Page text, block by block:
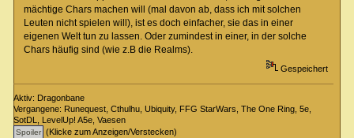
mächtige Chars machen will (mal davon ab, dass ich mit solchen
Leuten nicht spielen will), ist es doch einfacher, sie das in einer
eigenen Welt tun zu lassen. Oder zumindest in einer, in der solche
Chars häufig sind (wie z.B die Realms).
Gespeichert
Aktiv: Dragonbane
Vergangene: Runequest, Cthulhu, Ubiquity, FFG StarWars, The One Ring, 5e,
SotDL, LevelUp! A5e, Vaesen
(Klicke zum Anzeigen/Verstecken)